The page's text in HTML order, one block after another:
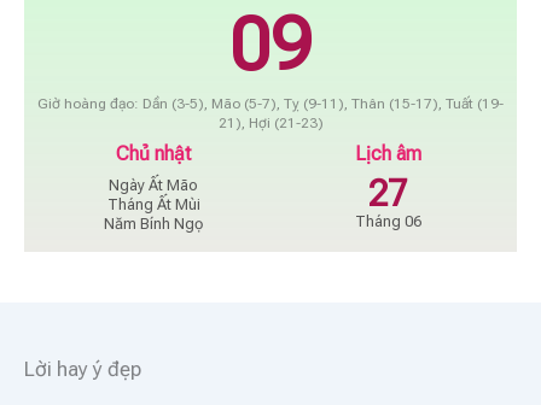
09
Giờ hoàng đạo: Dần (3-5), Mão (5-7), Tỵ (9-11), Thân (15-17), Tuất (19-
21), Hợi (21-23)
Chủ nhật
Ngày Ất Mão
Tháng Ất Mùi
Năm Bính Ngọ
Lịch âm
27
Tháng 06
Lời hay ý đẹp